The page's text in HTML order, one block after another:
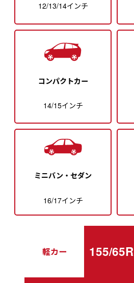
12/13/14インチ
コンパクトカー
14/15インチ
ミニバン・セダン
16/17インチ
軽カー 155/